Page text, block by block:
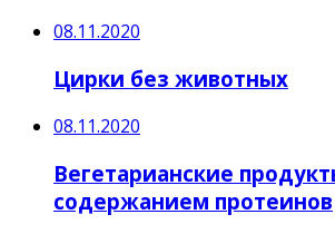
08.11.2020
Цирки без животных
08.11.2020
Вегетарианские
содержанием протеинов